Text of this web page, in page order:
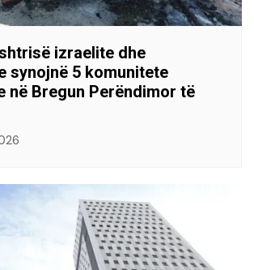
izraelite dhe
synojnë 5 komunitete
në Bregun Perëndimor të